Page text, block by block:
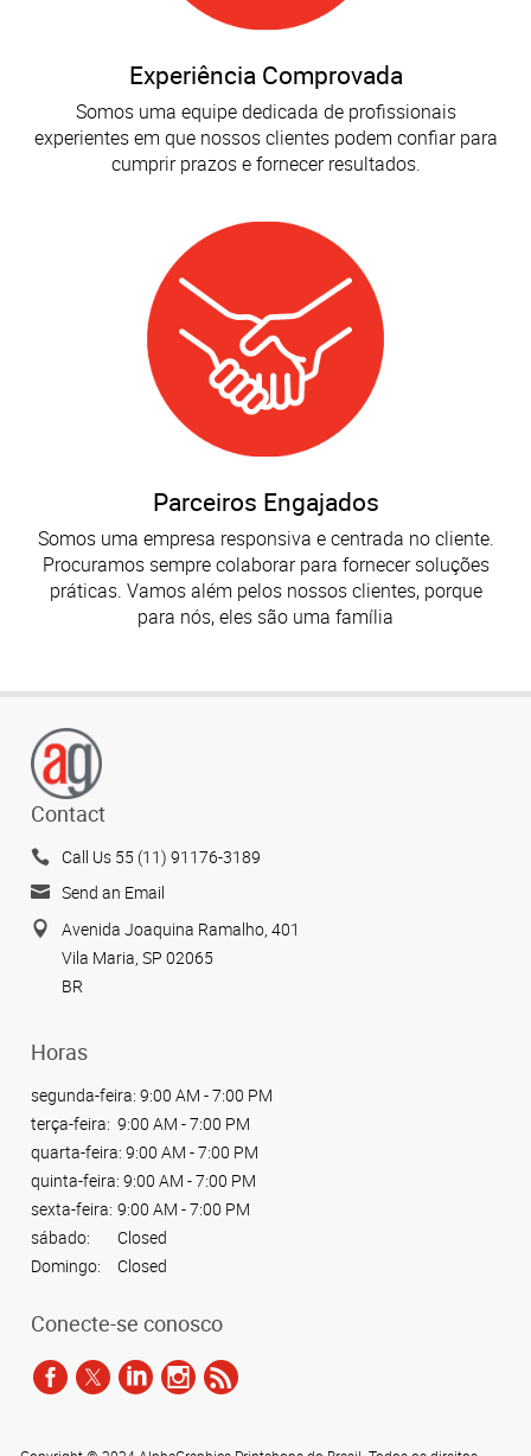
Experiência Comprovada
Somos uma equipe dedicada de profissionais
experientes em que nossos clientes podem confiar para
cumprir prazos e fornecer resultados.
Parceiros Engajados
Somos uma empresa responsiva e centrada no cliente.
Procuramos sempre colaborar para fornecer soluções
práticas. Vamos além pelos nossos clientes, porque
para nós, eles são uma família
Contact
Call Us 55 (11) 91176-3189
Send an Email
Avenida Joaquina Ramalho, 401
Vila Maria, SP 02065
BR
Horas
segunda-feira: 9:00 AM - 7:00 PM
terça-feira: 9:00 AM - 7:00 PM
quarta-feira: 9:00 AM - 7:00 PM
quinta-feira: 9:00 AM - 7:00 PM
sexta-feira: 9:00 AM - 7:00 PM
sábado:
Closed
Domingo:
Closed
Conecte-se conosco